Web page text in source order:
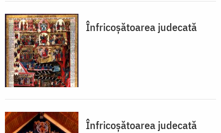
Înfricoșătoarea judecată
Înfricoșătoarea judecată